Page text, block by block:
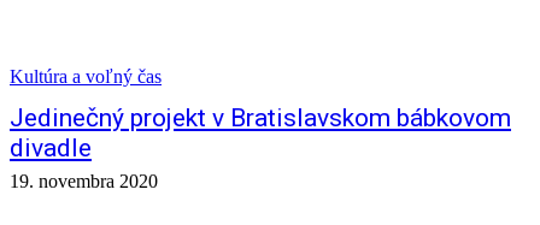
Kultúra a voľný čas
Jedinečný projekt v Bratislavskom bábkovom
divadle
19. novembra 2020